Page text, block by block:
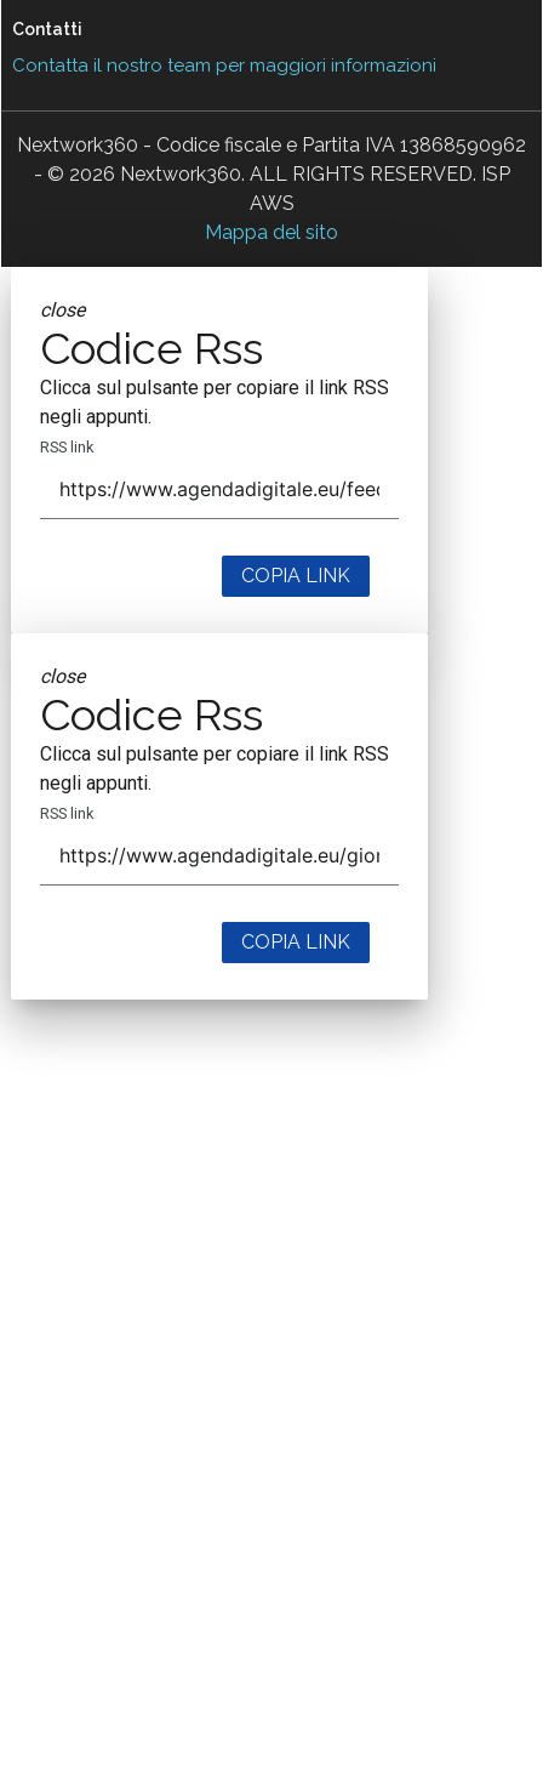
Contatti
Contatta il nostro team per maggiori informazioni
Nextwork360 - Codice fiscale e Partita IVA 13868590962
- © 2026 Nextwork360. ALL RIGHTS RESERVED. ISP
AWS
Mappa del sito
close
Codice Rss
Clicca sul pulsante per copiare il link RSS
negli appunti.
RSS link
COPIA LINK
close
Codice Rss
Clicca sul pulsante per copiare il link RSS
negli appunti.
RSS link
COPIA LINK